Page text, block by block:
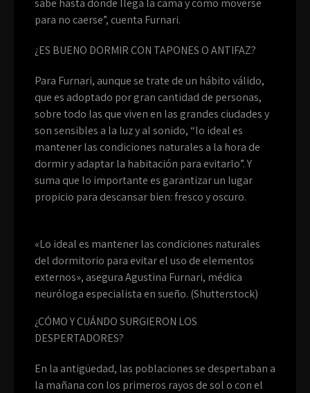
sabe hasta dónde llega la cama y cómo moverse
para no caerse”, cuenta Furnari.
¿ES BUENO DORMIR CON TAPONES O ANTIFAZ?
Para Furnari, aunque se trate de un hábito válido,
que es adoptado por gran cantidad de personas,
sobre todo las que viven en las grandes ciudades y
son sensibles a la luz y al sonido, “lo ideal es
mantener las condiciones naturales a la hora de
dormir y adaptar la habitación para evitarlo”. Y
suma que lo importante es garantizar un lugar
propicio para descansar bien: fresco y oscuro.
«Lo ideal es mantener las condiciones naturales
del dormitorio para evitar el uso de elementos
externos», asegura Agustina Furnari, médica
neuróloga especialista en sueño. (Shutterstock)
¿CÓMO Y CUÁNDO SURGIERON LOS
DESPERTADORES?
En la antigüedad, las poblaciones se despertaban a
la mañana con los primeros rayos de sol o con el